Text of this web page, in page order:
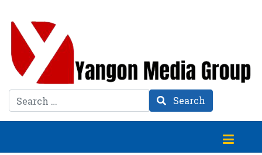
Search Search